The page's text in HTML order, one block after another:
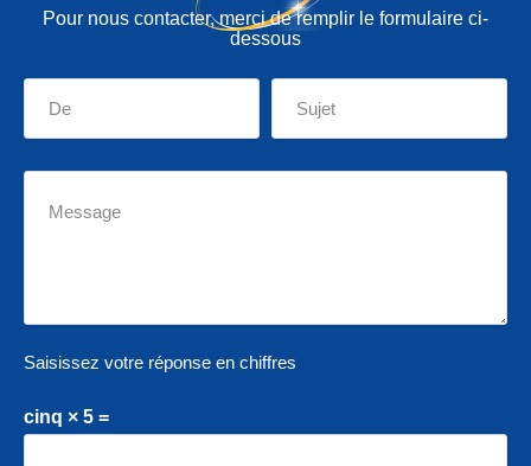
Pour nous contacter, merci de remplir le formulaire ci-
dessous
Saisissez votre réponse en chiffres
cinq × 5 =